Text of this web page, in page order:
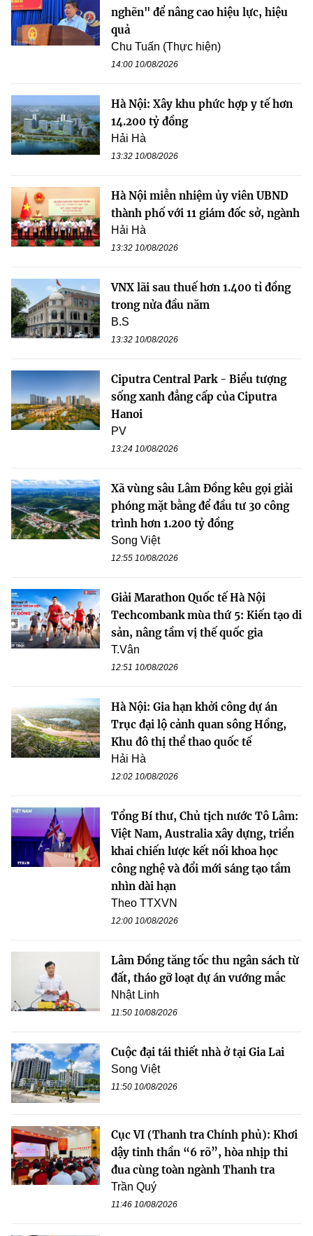
nghẽn" để nâng cao hiệu lực, hiệu
quả
Chu Tuấn (Thực hiện)
14:00 10/08/2026
Hà Nội: Xây khu phức hợp y tế hơn
14.200 tỷ đồng
Hải Hà
13:32 10/08/2026
Hà Nội miễn nhiệm ủy viên UBND
thành phố với 11 giám đốc sở, ngành
Hải Hà
13:32 10/08/2026
VNX lãi sau thuế hơn 1.400 tỉ đồng
trong nửa đầu năm
B.S
13:32 10/08/2026
Ciputra Central Park - Biểu tượng
sống xanh đẳng cấp của Ciputra
Hanoi
PV
13:24 10/08/2026
Xã vùng sâu Lâm Đồng kêu gọi giải
phóng mặt bằng để đầu tư 30 công
trình hơn 1.200 tỷ đồng
Song Việt
12:55 10/08/2026
Giải Marathon Quốc tế Hà Nội
Techcombank mùa thứ 5: Kiến tạo di
sản, nâng tầm vị thế quốc gia
T.Vân
12:51 10/08/2026
Hà Nội: Gia hạn khởi công dự án
Trục đại lộ cảnh quan sông Hồng,
Khu đô thị thể thao quốc tế
Hải Hà
12:02 10/08/2026
Tổng Bí thư, Chủ tịch nước Tô Lâm:
Việt Nam, Australia xây dựng, triển
khai chiến lược kết nối khoa học
công nghệ và đổi mới sáng tạo tầm
nhìn dài hạn
Theo TTXVN
12:00 10/08/2026
Lâm Đồng tăng tốc thu ngân sách từ
đất, tháo gỡ loạt dự án vướng mắc
Nhật Linh
11:50 10/08/2026
Cuộc đại tái thiết nhà ở tại Gia Lai
Song Việt
11:50 10/08/2026
Cục VI (Thanh tra Chính phủ): Khơi
dậy tinh thần “6 rõ”, hòa nhịp thi
đua cùng toàn ngành Thanh tra
Trần Quý
11:46 10/08/2026